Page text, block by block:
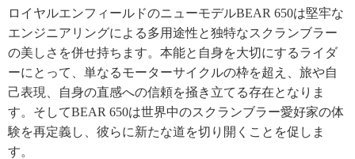
ロイヤルエンフィールドのニューモデルBEAR 650は堅牢な
エンジニアリングによる多用途性と独特なスクランブラー
の美しさを併せ持ちます。本能と自身を大切にするライダ
ーにとって、単なるモーターサイクルの枠を超え、旅や自
己表現、自身の直感への信頼を掻き立てる存在となりま
す。そしてBEAR 650は世界中のスクランブラー愛好家の体
験を再定義し、彼らに新たな道を切り開くことを促しま
す。